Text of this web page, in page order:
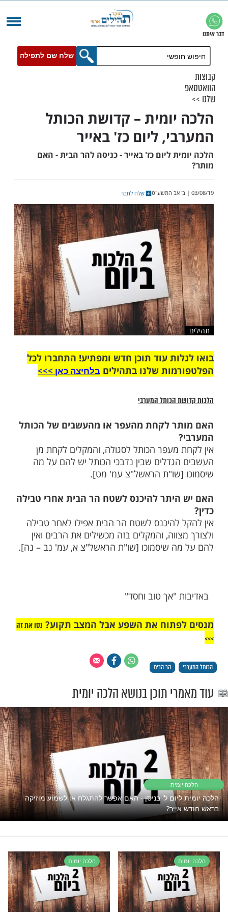
שלח שם לתפילה
– קדושת הכותל
ליום כז' באייר
ליום כז' באייר - כניסה להר הבית - האם
שלח לחבר
עוד תוכן חדש ומפתיע! התחברו לכל
שלנו בתהיליםבלחיצה כאן >>>​
הכותל המערבי
לקחת מהעפר או מהעשבים של הכותל
[שו"ת הראשל"צ עמ' מט].
להיכנס לשטח הר הבית אחרי טבילה
להיכנס לשטח הר הבית אפילו לאחר טבילה
והמקלים בזה מכשילים את הרבים ואין
שיסמוכו [שו"ת הראשל"צ א, עמ' נב – נה].
טוב וחסד"
את השפע אבל המצב תקוע?נסו את זה
תוכן בנושא הלכה יומית